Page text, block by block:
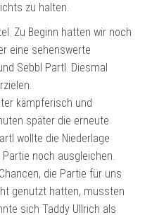
zu halten.
Zu Beginn hatten wir noch
eine sehenswerte
Sebbl Partl. Diesmal
kämpferisch und
später die erneute
wollte die Niederlage
noch ausgleichen.
die Partie für uns
genutzt hatten, mussten
sich Taddy Ullrich als